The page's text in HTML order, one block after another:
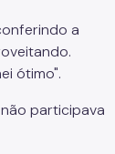
a
ótimo".
participava